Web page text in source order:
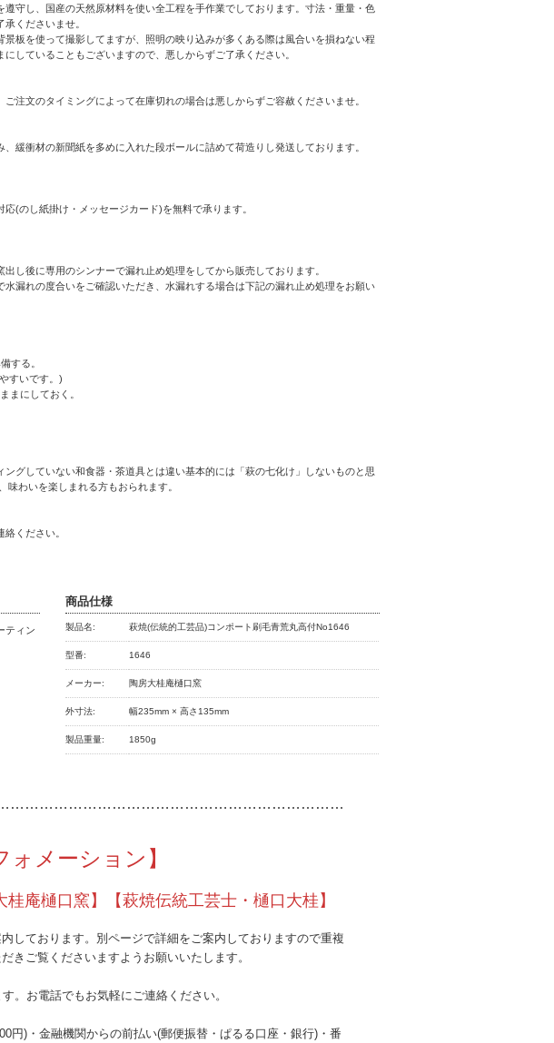
守し、国産の天然原材料を使い全工程を手作業でしております。寸法・重量・色
くださいませ。
板を使って撮影してますが、照明の映り込みが多くある際は風合いを損ねない程
していることもございますので、悪しからずご了承ください。
注文のタイミングによって在庫切れの場合は悪しからずご容赦くださいませ。
緩衝材の新聞紙を多めに入れた段ボールに詰めて荷造りし発送しております。
(のし紙掛け・メッセージカード)を無料で承ります。
し後に専用のシンナーで漏れ止め処理をしてから販売しております。
漏れの度合いをご確認いただき、水漏れする場合は下記の漏れ止め処理をお願い
する。
すいです。)
まにしておく。
グしていない和食器・茶道具とは違い基本的には「萩の七化け」しないものと思
わいを楽しまれる方もおられます。
ください。
ティン
商品仕様
製品名: 萩焼(伝統的工芸品)コンポート刷毛青荒丸高付No1646
型番: 1646
メーカー: 陶房大桂庵樋口窯
外寸法: 幅235mm × 高さ135mm
製品重量: 1850g
ォメーション】
庵樋口窯】【萩焼伝統工芸士・樋口大桂】
しております。別ページで詳細をご案内しておりますので重複
きご覧くださいますようお願いいたします。
。お電話でもお気軽にご連絡ください。
円)・金融機関からの前払い(郵便振替・ぱるる口座・銀行)・番